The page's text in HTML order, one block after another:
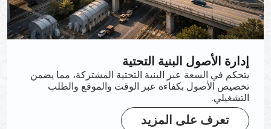
إدارة الأصول البنية التحتية
يتحكم في السعة عبر البنية التحتية المشتركة، مما يضمن
تخصيص الأصول بكفاءة عبر الوقت والموقع والطلب
التشغيلي.
تعرف على المزيد